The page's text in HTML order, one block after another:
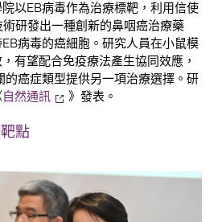
以EB病毒作為治療標靶，利用信使
研發出一種創新的鼻咽癌治療藥
病毒的癌細胞。研究人員在小鼠模
有望配合免疫療法產生協同效應，
的癌症類型提供另一項治療選擇。研
自然通訊 》發表。
點